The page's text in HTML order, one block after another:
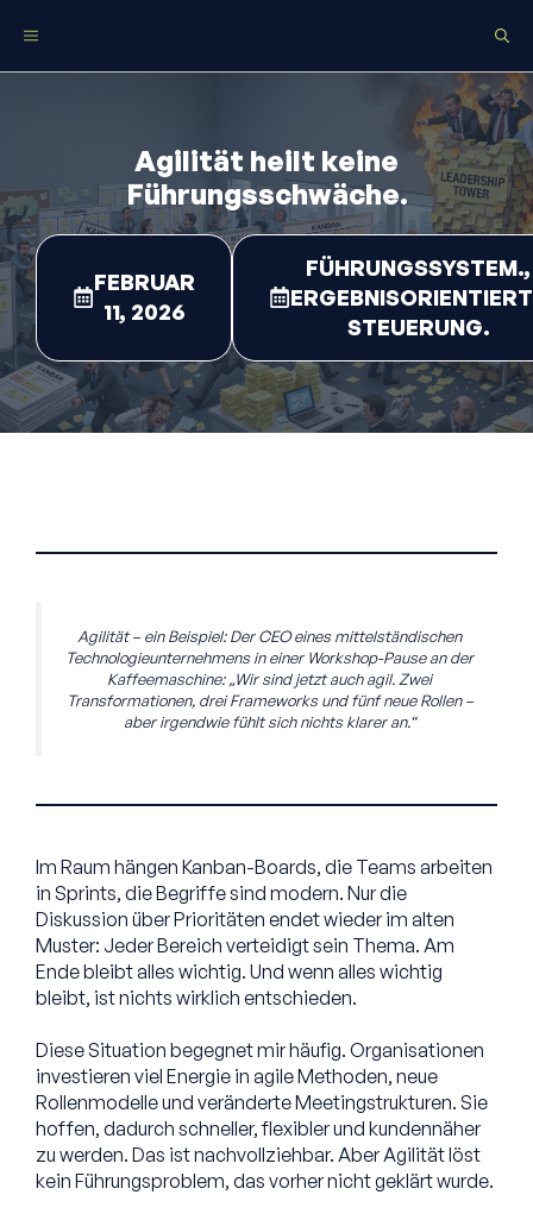
InhaltMenü
Agilität heilt keine
Führungsschwäche.
FEBRUAR
11, 2026
FÜHRUNGSSYSTEM.,
STEUERUNG.
Agilität – ein Beispiel: Der CEO eines mittelständischen
Technologieunternehmens in einer Workshop-Pause an der
Kaffeemaschine: „Wir sind jetzt auch agil. Zwei
Transformationen, drei Frameworks und fünf neue Rollen –
aber irgendwie fühlt sich nichts klarer an.“
Im Raum hängen Kanban-Boards, die Teams arbeiten
in Sprints, die Begriffe sind modern. Nur die
Diskussion über Prioritäten endet wieder im alten
Muster: Jeder Bereich verteidigt sein Thema. Am
Ende bleibt alles wichtig. Und wenn alles wichtig
bleibt, ist nichts wirklich entschieden.
Diese Situation begegnet mir häufig. Organisationen
investieren viel Energie in agile Methoden, neue
Rollenmodelle und veränderte Meetingstrukturen. Sie
hoffen, dadurch schneller, flexibler und kundennäher
zu werden. Das ist nachvollziehbar. Aber Agilität löst
kein Führungsproblem, das vorher nicht geklärt wurde.